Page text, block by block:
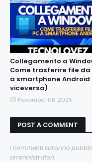
Collegamento a
Come trasferire file da
a smartphone Android
viceversa)
November 08, 2025
POST A COMMENT
I commenti saranno
amministratori.